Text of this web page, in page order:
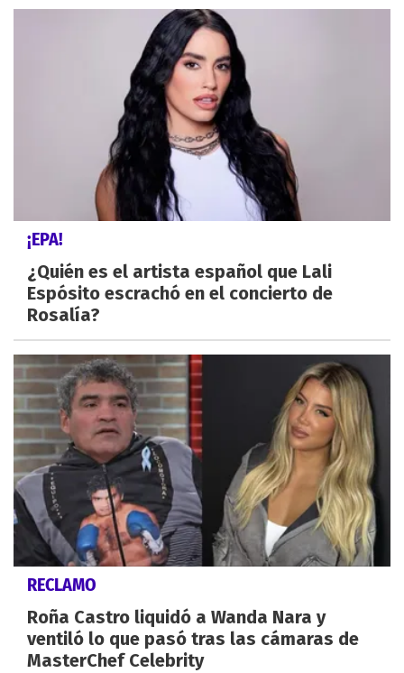
¡EPA!
¿Quién es el artista español que Lali
Espósito escrachó en el concierto de
Rosalía?
RECLAMO
Roña Castro liquidó a Wanda Nara y
ventiló lo que pasó tras las cámaras de
MasterChef Celebrity